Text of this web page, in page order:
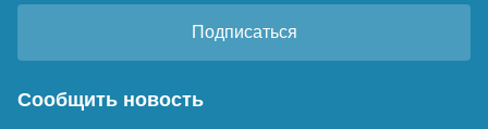
Подписаться
Сообщить новость